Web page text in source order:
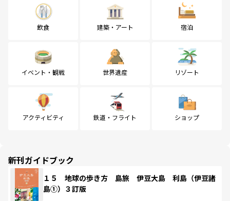
飲食 建築・アート 宿泊
イベント・観戦 世界遺産 リゾート
アクティビティ 鉄道・フライト ショップ
新刊ガイドブック
１５ 地球の歩き方 島旅 伊豆大島 利島（伊豆諸
島①）３訂版